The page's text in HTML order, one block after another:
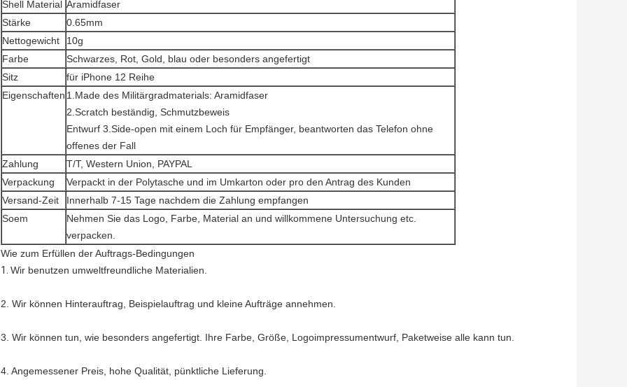
Shell Material Aramidfaser
Stärke
0.65mm
Nettogewicht
10g
Farbe
Schwarzes, Rot, Gold, blau oder besonders angefertigt
Sitz
für iPhone 12 Reihe
Eigenschaften 1.Made des Militärgradmaterials: Aramidfaser
2.Scratch beständig, Schmutzbeweis
Entwurf 3.Side-open mit einem Loch für Empfänger, beantworten das Telefon ohne
offenes der Fall
Zahlung
T/T, Western Union, PAYPAL
Verpackung
Verpackt in der Polytasche und im Umkarton oder pro den Antrag des Kunden
Versand-Zeit
Innerhalb 7-15 Tage nachdem die Zahlung empfangen
Soem
Nehmen Sie das Logo, Farbe, Material an und willkommene Untersuchung etc.
verpacken.
Wie zum Erfüllen der Auftrags-Bedingungen
1. Wir benutzen umweltfreundliche Materialien.
2. Wir können Hinterauftrag, Beispielauftrag und kleine Aufträge annehmen.
3. Wir können tun, wie besonders angefertigt. Ihre Farbe, Größe, Logoimpressumentwurf, Paketweise alle kann tun.
4. Angemessener Preis, hohe Qualität, pünktliche Lieferung.